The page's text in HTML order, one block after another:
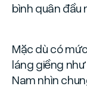
bình quân đầu
Mặc dù có
láng giềng
Nam nhìn